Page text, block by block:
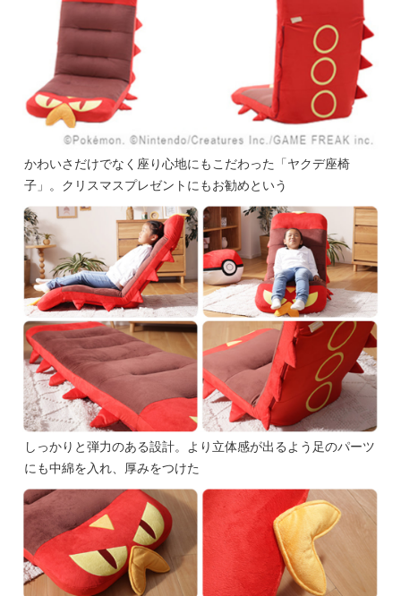
かわいさだけでなく座り心地にもこだわった「ヤクデ座椅
子」。クリスマスプレゼントにもお勧めという
しっかりと弾力のある設計。より立体感が出るよう足のパーツ
にも中綿を入れ、厚みをつけた